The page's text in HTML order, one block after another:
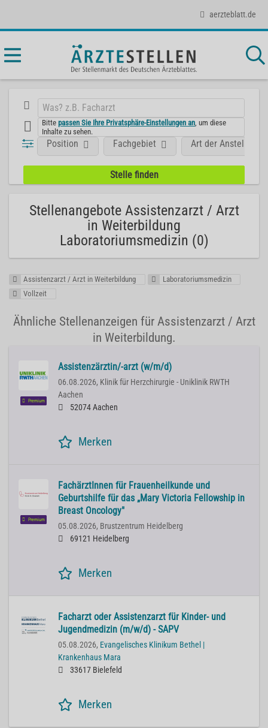
aerzteblatt.de
Bittepassen Sie Ihre Privatsphäre-Einstellungen an , um diese
Inhalte zu sehen.
Position Fachgebiet Art der Anstellung
Stellenangebote Assistenzarzt / Arzt
in Weiterbildung
Laboratoriumsmedizin (0)
Assistenzarzt / Arzt in Weiterbildung
Laboratoriumsmedizin
Vollzeit
Ähnliche Stellenanzeigen für Assistenzarzt / Arzt
in Weiterbildung.
Premium
Assistenzärztin/-arzt (w/m/d)
06.08.2026, Klinik für Herzchirurgie - Uniklinik RWTH
Aachen
52074 Aachen
Merken
Premium
FachärztInnen für Frauenheilkunde und
Geburtshilfe für das „Mary Victoria Fellowship in
Breast Oncology"
05.08.2026, Brustzentrum Heidelberg
69121 Heidelberg
Merken
Facharzt oder Assistenzarzt für Kinder- und
Jugendmedizin (m/w/d) - SAPV
05.08.2026, Evangelisches Klinikum Bethel |
Krankenhaus Mara
33617 Bielefeld
Merken